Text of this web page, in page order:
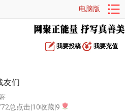
电脑版
我要投稿 我要充值
友们
总点击|10收藏|9